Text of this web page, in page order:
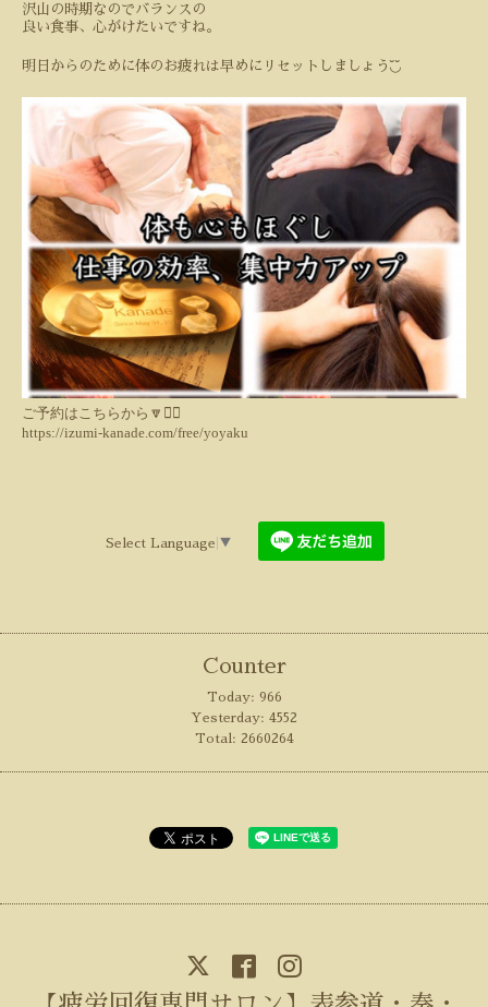
沢山の時期なのでバランスの
良い食事、心がけたいですね。
明日からのために体のお疲れは早めにリセットしましょう◟̆◞̆
ご予約はこちらから🔽💁‍♀️
https://izumi-kanade.com/free/yoyaku
Select Language ▼
Counter
Today: 966
Yesterday: 4552
Total: 2660264